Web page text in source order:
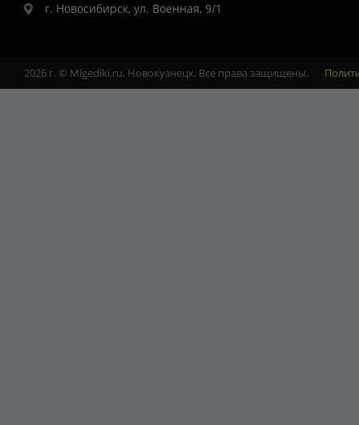
г. Новосибирск, ул. Военная, 9/1
2026 г. © Migediki.ru, Новокузнецк. Все права защищены.